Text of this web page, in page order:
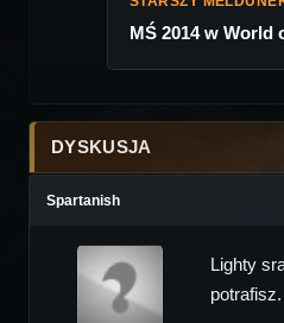
MŚ 2014 w World
DYSKUSJA
Spartanish
Lighty
potrafisz.